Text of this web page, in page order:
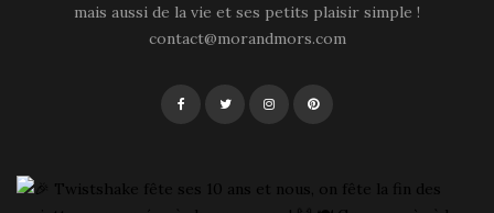
mais aussi de la vie et ses petits plaisir simple !
contact@morandmors.com